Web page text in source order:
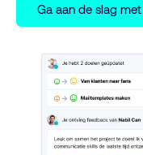
Ga aan de slag